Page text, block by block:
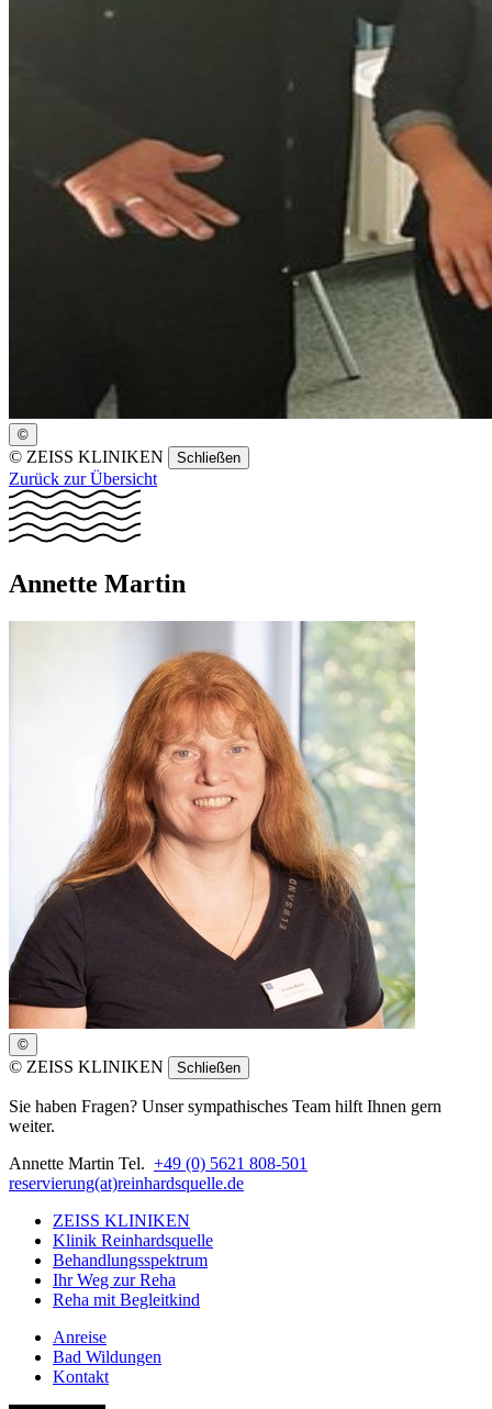
©
© ZEISS KLINIKEN Schließen
Zurück zur Übersicht
Annette Martin
©
© ZEISS KLINIKEN Schließen
Sie haben Fragen? Unser sympathisches Team hilft Ihnen gern
weiter.
Annette Martin Tel. +49 (0) 5621 808-501
reservierung(at)reinhardsquelle.de
ZEISS KLINIKEN
Klinik Reinhardsquelle
Behandlungsspektrum
Ihr Weg zur Reha
Reha mit Begleitkind
Anreise
Bad Wildungen
Kontakt